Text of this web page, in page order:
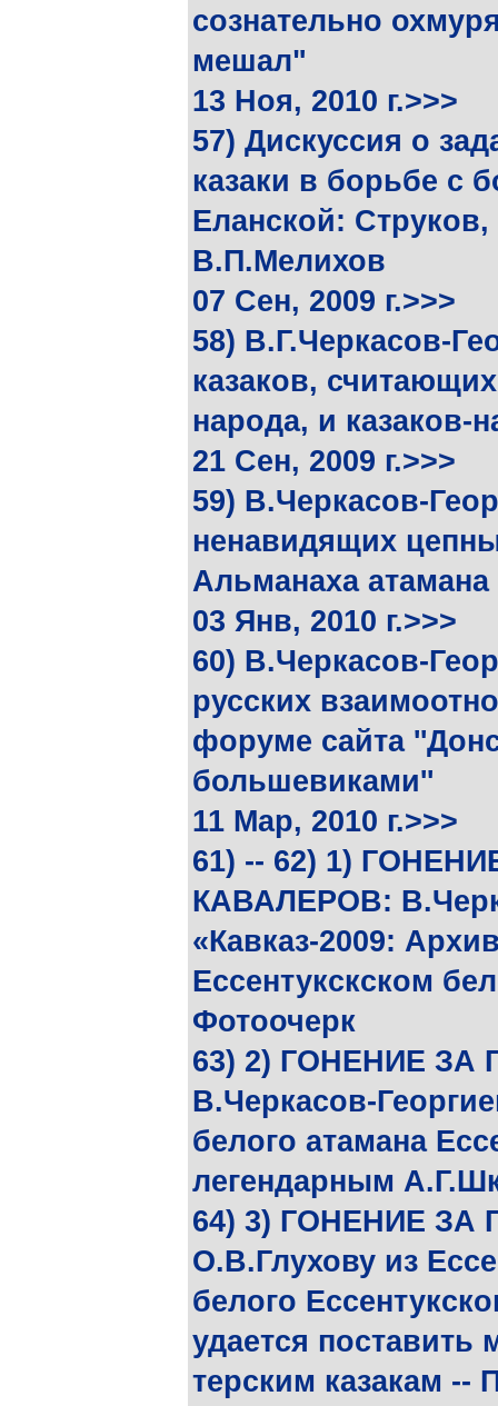
сознательно
мешал"
13 Ноя, 2010 г.>>>
57) Дискуссия о
казаки в борьбе с
Еланской: Струков,
В.П.Мелихов
07 Сен, 2009 г.>>>
58) В.Г.Черкасов-
казаков,
народа, и казаков-
21 Сен, 2009 г.>>>
59) В.Черкасов-
ненавидящих
Альманаха
03 Янв, 2010 г.>>>
60) В.Черкасов-
русских
форуме сайта
большевиками''
11 Мар, 2010 г.>>>
61) -- 62) 1)
КАВАЛЕРОВ:
«Кавказ-2009:
Ессентукскском
Фотоочерк
63) 2) ГОНЕНИЕ
В.Черкасов-
белого атамана
легендарным
64) 3) ГОНЕНИЕ
О.В.Глухову из
белого
удается
терским казакам --